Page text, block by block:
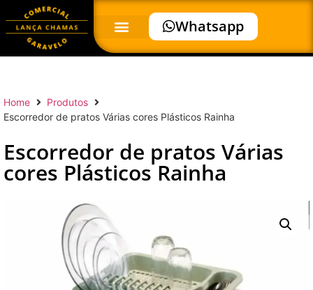
Whatsapp
Home
Produtos
Escorredor de pratos Várias cores Plásticos Rainha
Escorredor de pratos Várias
cores Plásticos Rainha